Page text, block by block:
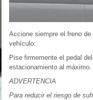
Accione siempre el freno
vehículo:
Pise firmemente el pedal
estacionamiento al máximo.
ADVERTENCIA
Para reducir el riesgo de